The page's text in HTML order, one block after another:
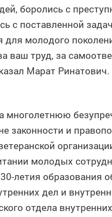
боролись с
с поставленной
молодого
ваш труд, за
Марат Ринатович.
многолетнюю
законности и
молодых
летия образования
дел и
отдела